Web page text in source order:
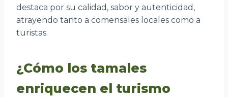
destaca por su calidad, sabor y autenticidad,
atrayendo tanto a comensales locales como a
turistas.
¿Cómo los tamales
enriquecen el turismo